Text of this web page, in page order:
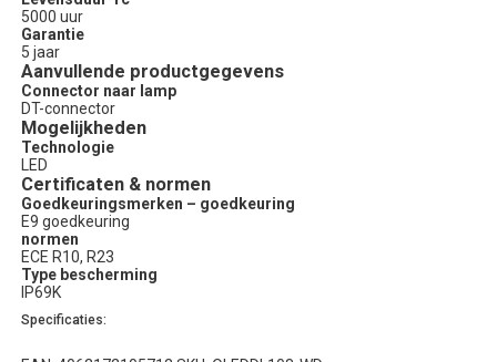
5000 uur
Garantie
5 jaar
Aanvullende productgegevens
Connector naar lamp
DT-connector
Mogelijkheden
Technologie
LED
Certificaten & normen
Goedkeuringsmerken – goedkeuring
E9 goedkeuring
normen
ECE R10, R23
Type bescherming
IP69K
Specificaties: